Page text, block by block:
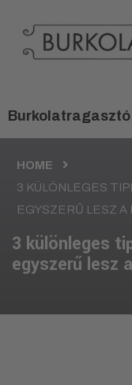
HOME
3 KÜLÖNLEGES
EGYSZERŰ LESZ A
3 különleges
egyszerű lesz